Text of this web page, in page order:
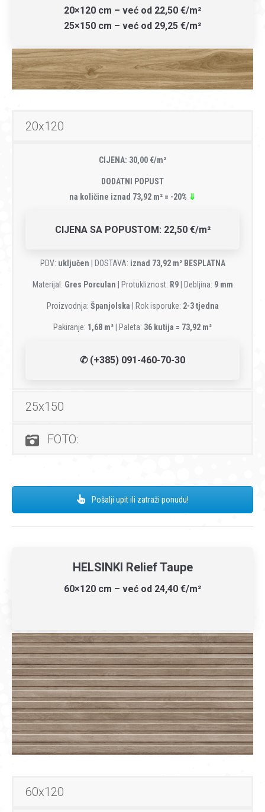
20×120 cm – već od 22,50 €/m²
25×150 cm – već od 29,25 €/m²
20x120
CIJENA: 30,00 €/m²
DODATNI POPUST
na količine iznad 73,92 m² = -20% ⇓
CIJENA SA POPUSTOM: 22,50 €/m²
PDV: uključen | DOSTAVA: iznad 73,92 m² BESPLATNA
Materijal: Gres Porculan | Protukliznost: R9 | Debljina: 9 mm
Proizvodnja: Španjolska | Rok isporuke: 2-3 tjedna
Pakiranje: 1,68 m² | Paleta: 36 kutija = 73,92 m²
✆ (+385) 091-460-70-30
25x150
FOTO:
Pošalji upit ili zatraži ponudu!
HELSINKI Relief Taupe
60×120 cm – već od 24,40 €/m²
60x120